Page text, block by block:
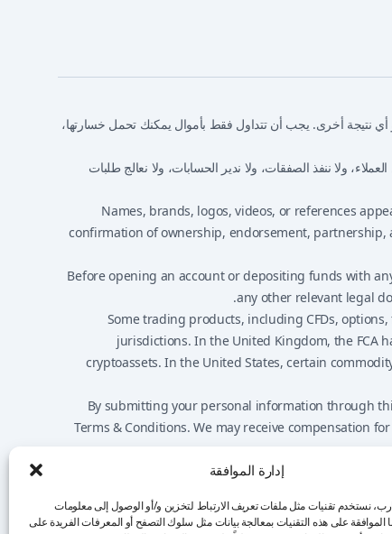
إدارة الموافقة
نستخدم تقنيات مثل ملفات تعريف الارتباط لتخزين و/أو الوصول إلى معلومات
على هذه التقنيات بمعالجة بيانات مثل سلوك التصفح أو المعرفات الفريدة على
أي نتيجة أخرى. يجب أن تتداول فقط بأموال يمكنك تحمل خسارتها،
ولا ننفذ الصفقات، ولا ندير الحسابات، ولا نعالج طلبات
Names, brands, logos, videos, or references
confirmation of ownership, endorsement, partnership,
Before opening an account or depositing funds with
any other relevant legal
Some trading products, including CFDs,
jurisdictions. In the United Kingdom, the FCA
cryptoassets. In the United States, certain
By submitting your personal information through
Terms & Conditions. We may receive compensation
Nothing on this website should be considered financial